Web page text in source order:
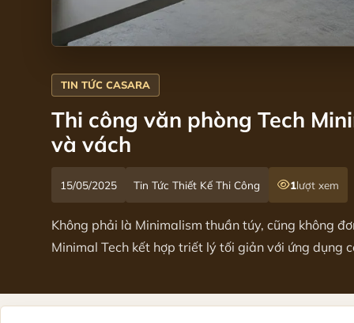
Thi công văn phòng Tech
và vách
15/05/2025 Tin Tức Thiết Kế Thi Công 1lượt xem
Không phải là Minimalism thuần túy, cũng không
Minimal Tech kết hợp triết lý tối giản với ứng dụng